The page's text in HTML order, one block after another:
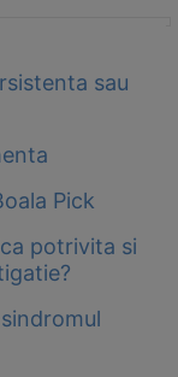
sau
Pick
potrivita si